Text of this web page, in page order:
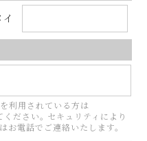
利用されている方は
ださい｡ セキュリティにより
お電話でご連絡いたします。